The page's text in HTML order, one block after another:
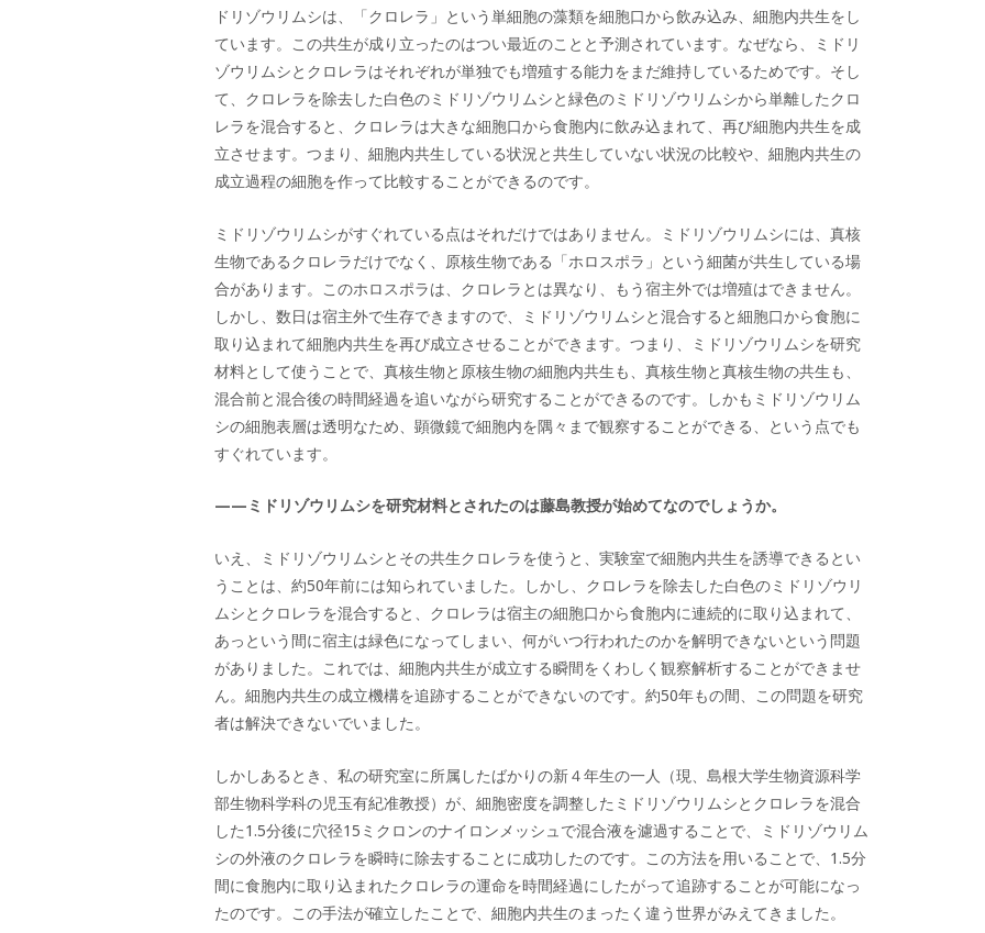
ドリゾウリムシは、「クロレラ」という単細胞の藻類を細胞口から飲み込み、細胞内共生をし
ています。この共生が成り立ったのはつい最近のことと予測されています。なぜなら、ミドリ
ゾウリムシとクロレラはそれぞれが単独でも増殖する能力をまだ維持しているためです。そし
て、クロレラを除去した白色のミドリゾウリムシと緑色のミドリゾウリムシから単離したクロ
レラを混合すると、クロレラは大きな細胞口から食胞内に飲み込まれて、再び細胞内共生を成
立させます。つまり、細胞内共生している状況と共生していない状況の比較や、細胞内共生の
成立過程の細胞を作って比較することができるのです。
ミドリゾウリムシがすぐれている点はそれだけではありません。ミドリゾウリムシには、真核
生物であるクロレラだけでなく、原核生物である「ホロスポラ」という細菌が共生している場
合があります。このホロスポラは、クロレラとは異なり、もう宿主外では増殖はできません。
しかし、数日は宿主外で生存できますので、ミドリゾウリムシと混合すると細胞口から食胞に
取り込まれて細胞内共生を再び成立させることができます。つまり、ミドリゾウリムシを研究
材料として使うことで、真核生物と原核生物の細胞内共生も、真核生物と真核生物の共生も、
混合前と混合後の時間経過を追いながら研究することができるのです。しかもミドリゾウリム
シの細胞表層は透明なため、顕微鏡で細胞内を隅々まで観察することができる、という点でも
すぐれています。
——ミドリゾウリムシを研究材料とされたのは藤島教授が始めてなのでしょうか。
いえ、ミドリゾウリムシとその共生クロレラを使うと、実験室で細胞内共生を誘導できるとい
うことは、約50年前には知られていました。しかし、クロレラを除去した白色のミドリゾウリ
ムシとクロレラを混合すると、クロレラは宿主の細胞口から食胞内に連続的に取り込まれて、
あっという間に宿主は緑色になってしまい、何がいつ行われたのかを解明できないという問題
がありました。これでは、細胞内共生が成立する瞬間をくわしく観察解析することができませ
ん。細胞内共生の成立機構を追跡することができないのです。約50年もの間、この問題を研究
者は解決できないでいました。
しかしあるとき、私の研究室に所属したばかりの新４年生の一人（現、島根大学生物資源科学
部生物科学科の児玉有紀准教授）が、細胞密度を調整したミドリゾウリムシとクロレラを混合
した1.5分後に穴径15ミクロンのナイロンメッシュで混合液を濾過することで、ミドリゾウリム
シの外液のクロレラを瞬時に除去することに成功したのです。この方法を用いることで、1.5分
間に食胞内に取り込まれたクロレラの運命を時間経過にしたがって追跡することが可能になっ
たのです。この手法が確立したことで、細胞内共生のまったく違う世界がみえてきました。